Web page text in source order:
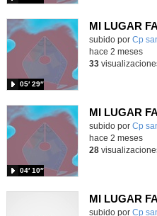
MI LUGAR
subido por Cp
05′ 29″
hace 2 meses
33
MI LUGAR
subido por Cp
04′ 10″
hace 2 meses
28
MI LUGAR
subido por Cp